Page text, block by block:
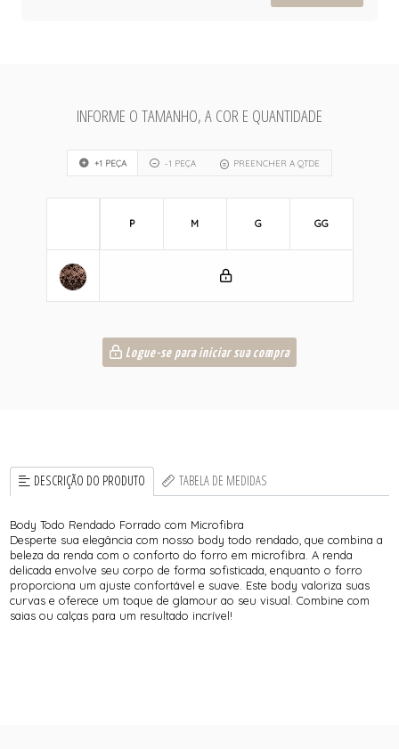
INFORME O TAMANHO, A COR E QUANTIDADE
+1 PEÇA -1 PEÇA PREENCHER A QTDE
P M G GG
Logue-se para iniciar sua compra
DESCRIÇÃO DO PRODUTO TABELA DE MEDIDAS
Body Todo Rendado Forrado com Microfibra
Desperte sua elegância com nosso body todo rendado, que combina a
beleza da renda com o conforto do forro em microfibra. A renda
delicada envolve seu corpo de forma sofisticada, enquanto o forro
proporciona um ajuste confortável e suave. Este body valoriza suas
curvas e oferece um toque de glamour ao seu visual. Combine com
saias ou calças para um resultado incrível!